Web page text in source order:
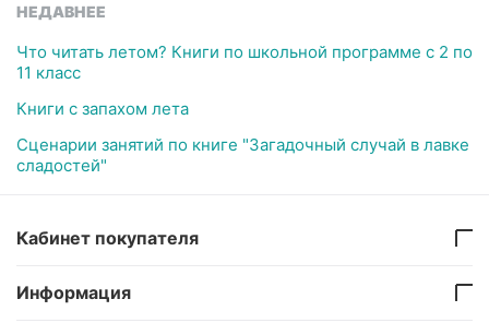
НЕДАВНЕЕ
Что читать летом? Книги по школьной программе с 2 по
11 класс
Книги с запахом лета
Сценарии занятий по книге "Загадочный случай в лавке
сладостей"
Кабинет покупателя
Информация